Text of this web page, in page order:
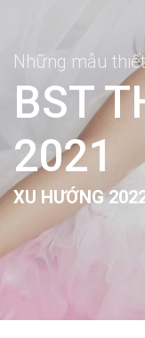
Những mẫu
BST
2021
XU HƯỚNG